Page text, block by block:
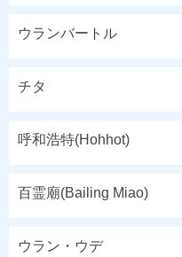
ウランバートル
チタ
呼和浩特(Hohhot)
百霊廟(Bailing Miao)
ウラン・ウデ